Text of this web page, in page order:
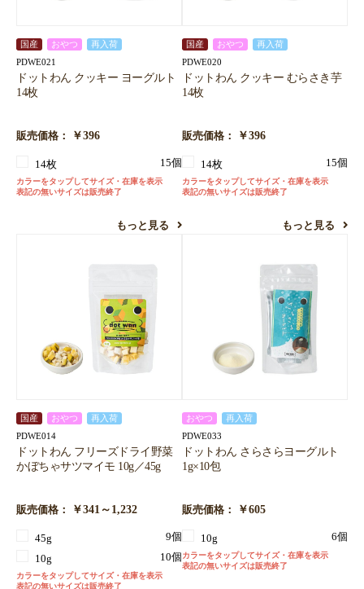
国産 おやつ 再入荷
PDWE021
ドットわん クッキー ヨーグルト
14枚
販売価格： ￥396
14枚 15個
カラーをタップしてサイズ・在庫を表示
表記の無いサイズは販売終了
もっと見る
国産 おやつ 再入荷
PDWE020
ドットわん クッキー むらさき芋
14枚
販売価格： ￥396
14枚 15個
カラーをタップしてサイズ・在庫を表示
表記の無いサイズは販売終了
もっと見る
国産 おやつ 再入荷
PDWE014
ドットわん フリーズドライ野菜
かぼちゃサツマイモ 10g／45g
販売価格： ￥341～1,232
45g
9個
10g
10個
カラーをタップしてサイズ・在庫を表示
表記の無いサイズは販売終了
おやつ 再入荷
PDWE033
ドットわん さらさらヨーグルト
1g×10包
販売価格： ￥605
10g 6個
カラーをタップしてサイズ・在庫を表示
表記の無いサイズは販売終了